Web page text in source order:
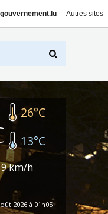
gouvernement.lu Autres sites
26°C
13°C
km/h
2026 à 01h05